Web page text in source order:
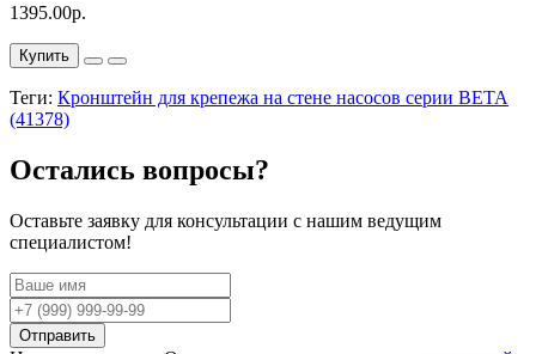
1395.00р.
Купить
Теги: Кронштейн для крепежа на стене насосов серии BETA
(41378)
Остались вопросы?
Оставьте заявку для консультации с нашим ведущим
специалистом!
Отправить